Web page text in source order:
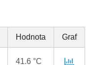
Hodnota Graf
41.6 °C